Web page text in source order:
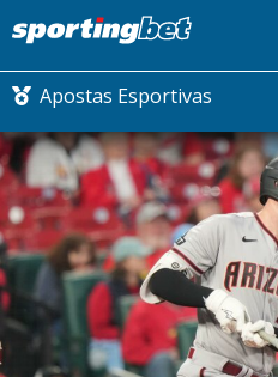
Apostas Esportivas
CONMEBOL
FUTEBOL
FUTEBOL